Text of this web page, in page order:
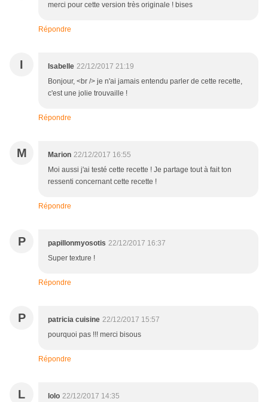
merci pour cette version très originale ! bises
Répondre
I Isabelle 22/12/2017 21:19
Bonjour, <br /> je n'ai jamais entendu parler de cette recette,
c'est une jolie trouvaille !
Répondre
M Marion 22/12/2017 16:55
Moi aussi j'ai testé cette recette ! Je partage tout à fait ton
ressenti concernant cette recette !
Répondre
P papillonmyosotis 22/12/2017 16:37
Super texture !
Répondre
P patricia cuisine 22/12/2017 15:57
pourquoi pas !!! merci bisous
Répondre
L lolo 22/12/2017 14:35